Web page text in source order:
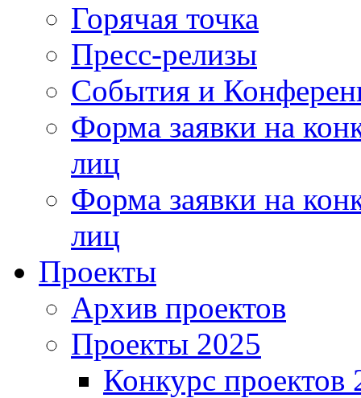
Горячая точка
Пресс-релизы
События и
Форма заявки на
лиц
Форма заявки на
лиц
Проекты
Архив проектов
Проекты 2025
Конкурс проектов